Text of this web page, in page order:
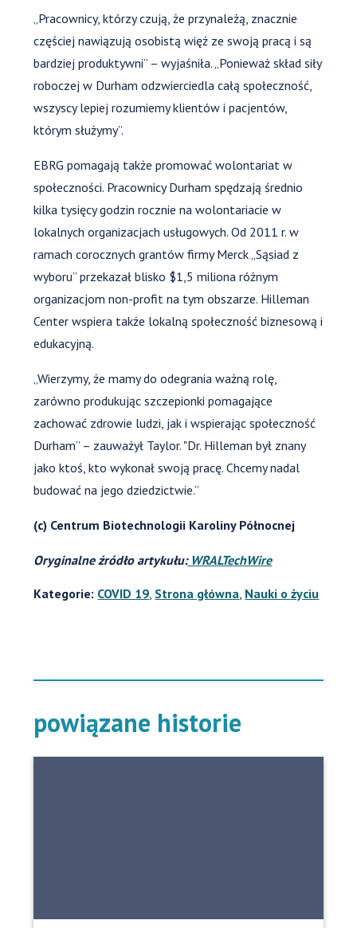
„Pracownicy, którzy czują, że przynależą, znacznie
częściej nawiązują osobistą więź ze swoją pracą i są
bardziej produktywni” – wyjaśniła. „Ponieważ skład siły
roboczej w Durham odzwierciedla całą społeczność,
wszyscy lepiej rozumiemy klientów i pacjentów,
którym służymy”.
EBRG pomagają także promować wolontariat w
społeczności. Pracownicy Durham spędzają średnio
kilka tysięcy godzin rocznie na wolontariacie w
lokalnych organizacjach usługowych. Od 2011 r. w
ramach corocznych grantów firmy Merck „Sąsiad z
wyboru” przekazał blisko $1,5 miliona różnym
organizacjom non-profit na tym obszarze. Hilleman
Center wspiera także lokalną społeczność biznesową i
edukacyjną.
„Wierzymy, że mamy do odegrania ważną rolę,
zarówno produkując szczepionki pomagające
zachować zdrowie ludzi, jak i wspierając społeczność
Durham” – zauważył Taylor. "Dr. Hilleman był znany
jako ktoś, kto wykonał swoją pracę. Chcemy nadal
budować na jego dziedzictwie.”
(c) Centrum Biotechnologii Karoliny Północnej
Oryginalne źródło artykułu:WRALTechWire
Kategorie: COVID 19 Strona główna Nauki o życiu
powiązane historie